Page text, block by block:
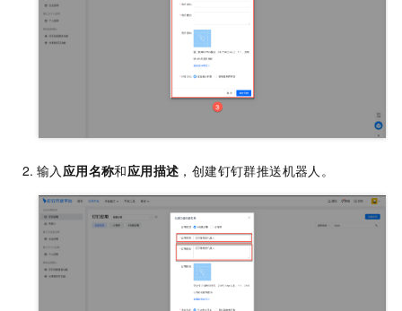
输入 应用名称和应用描述 ，创建钉钉群推送机器人。